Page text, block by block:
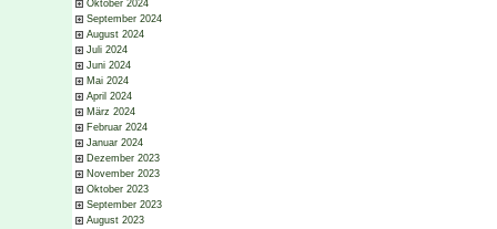
Oktober 2024
September 2024
August 2024
Juli 2024
Juni 2024
Mai 2024
April 2024
März 2024
Februar 2024
Januar 2024
Dezember 2023
November 2023
Oktober 2023
September 2023
August 2023